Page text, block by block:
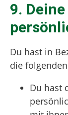
9.
Du hast in
die
Du hast